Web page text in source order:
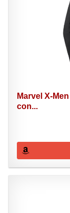
Marvel X-
con...